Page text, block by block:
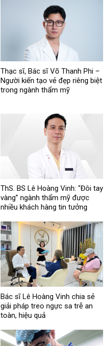
Thạc sĩ, Bác sĩ Võ Thanh Phi –
Người kiến tạo vẻ đẹp riêng biệt
trong ngành thẩm mỹ
ThS. BS Lê Hoàng Vinh: “Đôi tay
vàng” ngành thẩm mỹ được
nhiều khách hàng tin tưởng
Bác sĩ Lê Hoàng Vinh chia sẻ
giải pháp treo ngực sa trễ an
toàn, hiệu quả